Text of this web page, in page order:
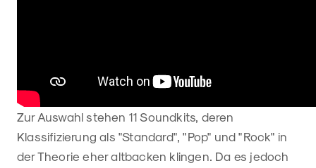
Zur Auswahl stehen 11 Soundkits, deren
Klassifizierung als "Standard", "Pop" und "Rock" in
der Theorie eher altbacken klingen. Da es jedoch